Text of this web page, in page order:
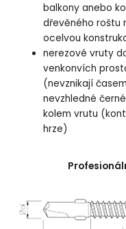
balkony anebo
dřevěného roštu
ocelvou
nerezové vruty
venkonvích
(nevznikají časem
nevzhledné
kolem vrutu
hrze)